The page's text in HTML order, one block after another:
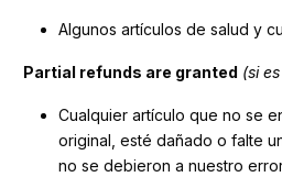
Algunos artículos de salud y
Partial refunds are granted (si
Cualquier artículo que no se
original, esté dañado o falte
no se debieron a nuestro